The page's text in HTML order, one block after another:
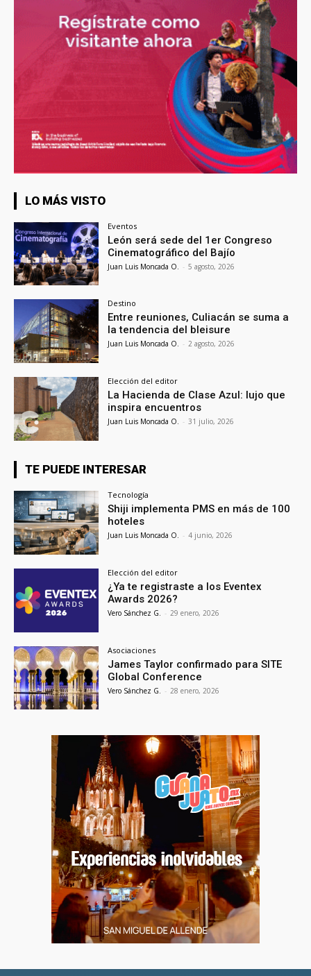
LO MÁS VISTO
Eventos
León será sede del 1er Congreso
Cinematográfico del Bajío
Juan Luis Moncada O. - 5 agosto, 2026
Destino
Entre reuniones, Culiacán se suma a
la tendencia del bleisure
Juan Luis Moncada O. - 2 agosto, 2026
Elección del editor
La Hacienda de Clase Azul: lujo que
inspira encuentros
Juan Luis Moncada O. - 31 julio, 2026
TE PUEDE INTERESAR
Tecnología
Shiji implementa PMS en más de 100
hoteles
Juan Luis Moncada O. - 4 junio, 2026
Elección del editor
¿Ya te registraste a los Eventex
Awards 2026?
Vero Sánchez G. - 29 enero, 2026
Asociaciones
James Taylor confirmado para SITE
Global Conference
Vero Sánchez G. - 28 enero, 2026